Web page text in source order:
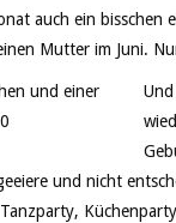
auch ein bisschen
Mutter im Juni.
und nicht